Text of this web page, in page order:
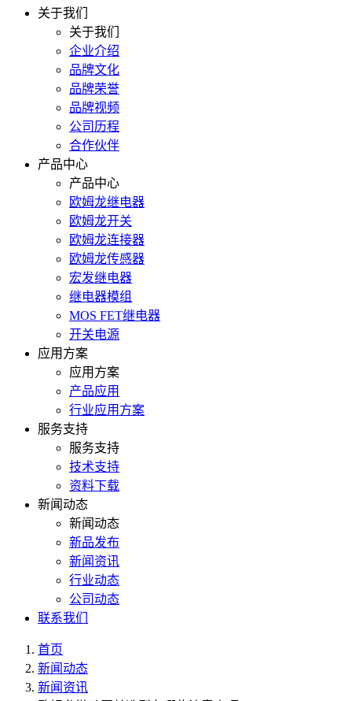
关于我们
关于我们
企业介绍
品牌文化
品牌荣誉
品牌视频
公司历程
合作伙伴
产品中心
产品中心
欧姆龙继电器
欧姆龙开关
欧姆龙连接器
欧姆龙传感器
宏发继电器
继电器模组
MOS FET继电器
开关电源
应用方案
应用方案
产品应用
行业应用方案
服务支持
服务支持
技术支持
资料下载
新闻动态
新闻动态
新品发布
新闻资讯
行业动态
公司动态
联系我们
首页
新闻动态
新闻资讯